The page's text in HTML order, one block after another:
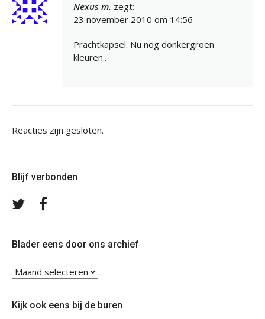
Nexus m. zegt:
23 november 2010 om 14:56
Prachtkapsel. Nu nog donkergroen
kleuren..
Reacties zijn gesloten.
Blijf verbonden
Volg
Blader eens door ons archief
Blader
ons
Kijk ook eens bij de buren